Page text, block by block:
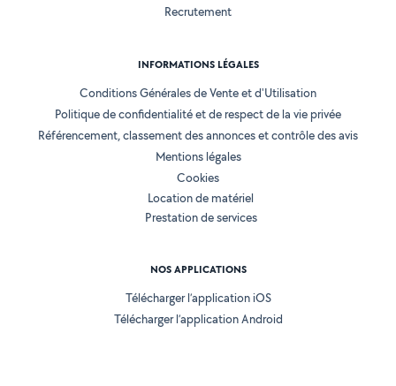
Recrutement
INFORMATIONS LÉGALES
Conditions Générales de Vente et d'Utilisation
Politique de confidentialité et de respect de la vie privée
Référencement, classement des annonces et contrôle des avis
Mentions légales
Cookies
Location de matériel
Prestation de services
NOS APPLICATIONS
Télécharger l’application iOS
Télécharger l’application Android